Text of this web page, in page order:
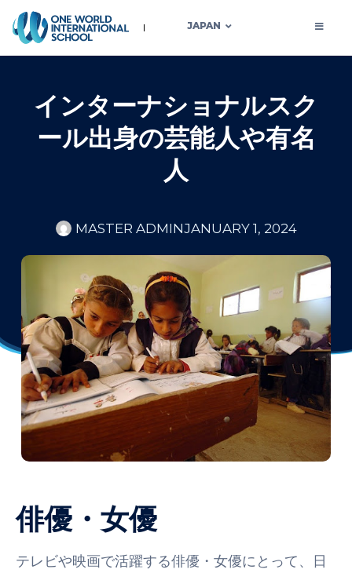
JAPAN
インターナショナルスク
ール出身の芸能人や有名
人
MASTER ADMINJANUARY 1, 2024
俳優・女優
テレビや映画で活躍する俳優・女優にとって、日